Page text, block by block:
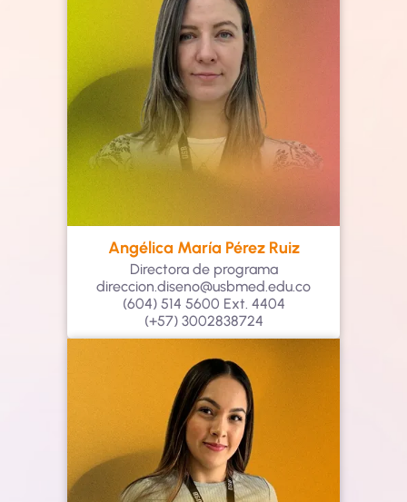
Angélica María Pérez Ruiz
Directora de programa
direccion.diseno@usbmed.edu.co
(604) 514 5600 Ext. 4404
(+57) 3002838724